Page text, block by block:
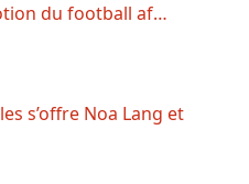
du football af…
s’offre Noa Lang et